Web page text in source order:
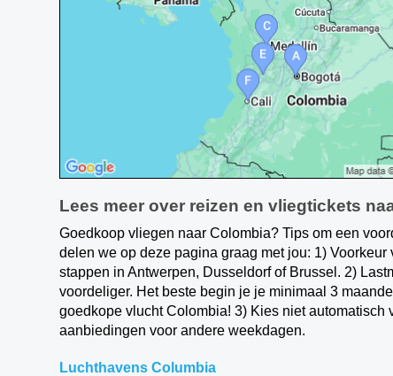
Lees meer over reizen en vliegtickets
Goedkoop vliegen naar Colombia? Tips om een
delen we op deze pagina graag met jou: 1)
stappen in Antwerpen, Dusseldorf of Brussel. 2)
voordeliger. Het beste begin je je minimaal 3
goedkope vlucht Colombia! 3) Kies niet
aanbiedingen voor andere weekdagen.
Luchthavens Columbia